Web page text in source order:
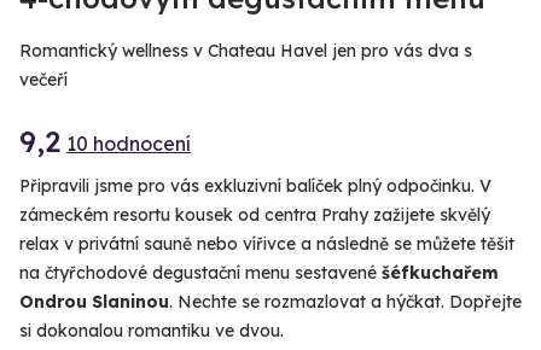
Romantický wellness v Chateau Havel jen pro vás dva s
večeří
9,2 10 hodnocení
Připravili jsme pro vás exkluzivní balíček plný odpočinku. V
zámeckém resortu kousek od centra Prahy zažijete skvělý
relax v privátní sauně nebo vířivce a následně se můžete těšit
na čtyřchodové degustační menu sestavené šéfkuchařem
Ondrou Slaninou. Nechte se rozmazlovat a hýčkat. Dopřejte
si dokonalou romantiku ve dvou.